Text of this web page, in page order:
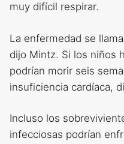
muy difícil respirar.
La enfermedad se
dijo Mintz. Si los niños
podrían morir seis
insuficiencia cardíaca,
Incluso los
infecciosas podrían